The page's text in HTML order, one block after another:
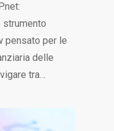
pensato per le
delle
tra…